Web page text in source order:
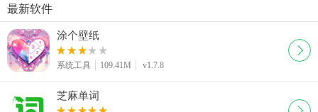
最新软件
涂个壁纸
系统工具 109.41M v1.7.8
芝麻单词